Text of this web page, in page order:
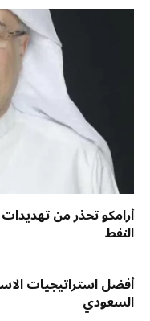
أرامكو تحذر من
النفط
أفضل استراتيجيات
السعودي